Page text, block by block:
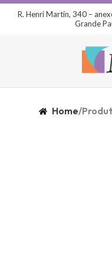
R. Henri Martin, 340 –
Grande
Home/